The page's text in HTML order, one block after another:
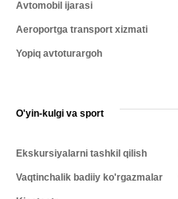
Avtomobil ijarasi
Aeroportga transport xizmati
Yopiq avtoturargoh
O'yin-kulgi va sport
Ekskursiyalarni tashkil qilish
Vaqtinchalik badiiy ko'rgazmalar